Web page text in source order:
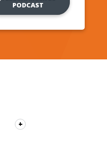
PODCAST
+